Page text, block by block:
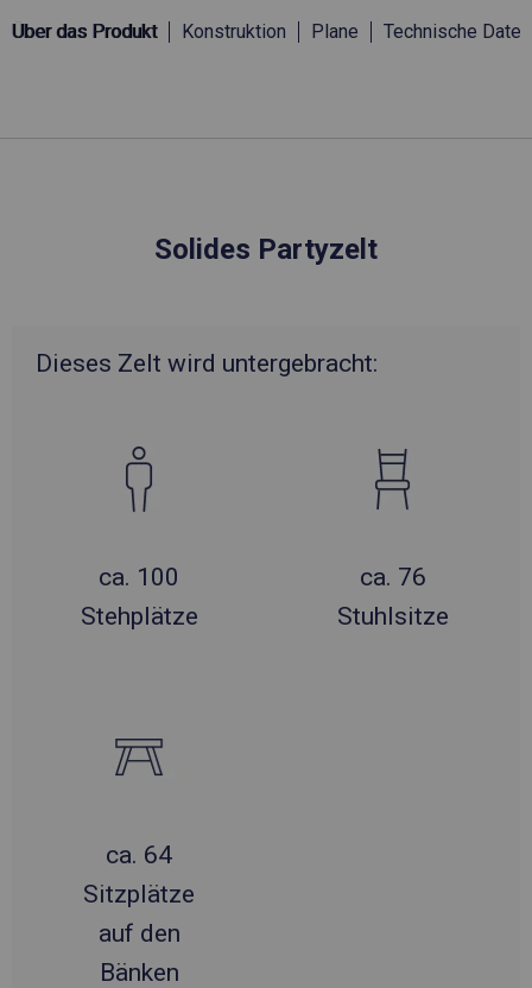
Über das Produkt Konstruktion Plane Technische Daten
Solides Partyzelt
Dieses Zelt wird untergebracht:
ca. 100
Stehplätze
ca. 76
Stuhlsitze
ca. 64
Sitzplätze
auf den
Bänken